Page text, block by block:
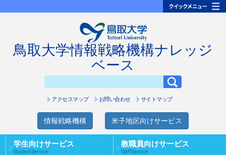
鳥取大学情報戦略機構ナレッジ
ベース
アクセスマップ お問い合わせ サイトマップ
情報戦略機構 米子地区向けサービス
学生向けサービス
Student Service
教職員向けサービス
Staff Service